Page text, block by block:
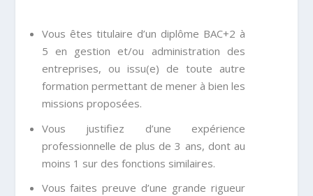
Vous êtes titulaire d’un diplôme BAC+2 à
5 en gestion et/ou administration des
entreprises, ou issu(e) de toute autre
formation permettant de mener à bien les
missions proposées.
Vous justifiez d’une expérience
professionnelle de plus de 3 ans, dont au
moins 1 sur des fonctions similaires.
Vous faites preuve d’une grande rigueur